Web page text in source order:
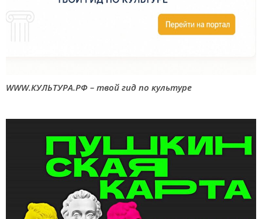
WWW.КУЛЬТУРА.РФ – твой гид по культуре